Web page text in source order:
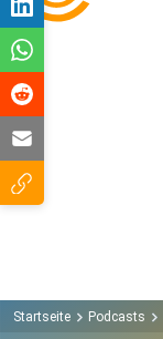
Startseite Podcasts